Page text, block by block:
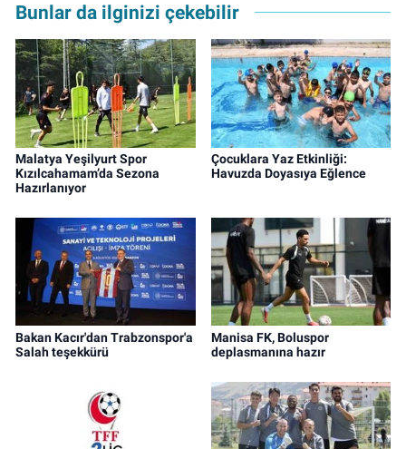
Bunlar da ilginizi çekebilir
Malatya Yeşilyurt Spor
Kızılcahamam’da Sezona
Hazırlanıyor
Çocuklara Yaz Etkinliği:
Havuzda Doyasıya Eğlence
Bakan Kacır'dan Trabzonspor'a
Salah teşekkürü
Manisa FK, Boluspor
deplasmanına hazır